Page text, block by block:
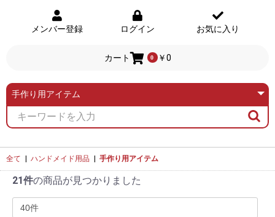
メンバー登録 ログイン お気に入り
カート 0 ￥0
全て ハンドメイド用品 手作り用アイテム
21件の商品が見つかりました